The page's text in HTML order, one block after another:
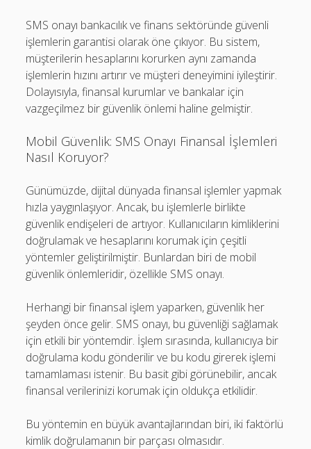
SMS onayı bankacılık ve finans sektöründe güvenli
işlemlerin garantisi olarak öne çıkıyor. Bu sistem,
müşterilerin hesaplarını korurken aynı zamanda
işlemlerin hızını artırır ve müşteri deneyimini iyileştirir.
Dolayısıyla, finansal kurumlar ve bankalar için
vazgeçilmez bir güvenlik önlemi haline gelmiştir.
Mobil Güvenlik: SMS Onayı Finansal İşlemleri
Nasıl Koruyor?
Günümüzde, dijital dünyada finansal işlemler yapmak
hızla yaygınlaşıyor. Ancak, bu işlemlerle birlikte
güvenlik endişeleri de artıyor. Kullanıcıların kimliklerini
doğrulamak ve hesaplarını korumak için çeşitli
yöntemler geliştirilmiştir. Bunlardan biri de mobil
güvenlik önlemleridir, özellikle SMS onayı.
Herhangi bir finansal işlem yaparken, güvenlik her
şeyden önce gelir. SMS onayı, bu güvenliği sağlamak
için etkili bir yöntemdir. İşlem sırasında, kullanıcıya bir
doğrulama kodu gönderilir ve bu kodu girerek işlemi
tamamlaması istenir. Bu basit gibi görünebilir, ancak
finansal verilerinizi korumak için oldukça etkilidir.
Bu yöntemin en büyük avantajlarından biri, iki faktörlü
kimlik doğrulamanın bir parçası olmasıdır.